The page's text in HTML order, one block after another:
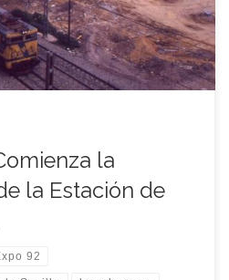
5.500 millones de […]
la
la Estación de
92